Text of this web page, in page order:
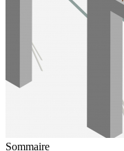
Sommaire